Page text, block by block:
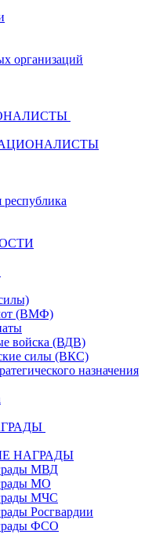
организаций
республика
(ВМФ)
войска (ВДВ)
силы (ВКС)
назначения
НАГРАДЫ
МВД
МО
МЧС
Росгвардии
ФСО